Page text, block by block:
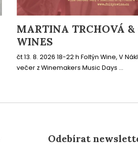
MARTINA TRCHOVÁ
WINES
čt 13. 8. 2026 18-22 h Foltýn Wine, V
večer z Winemakers Music Days ...
Odebírat